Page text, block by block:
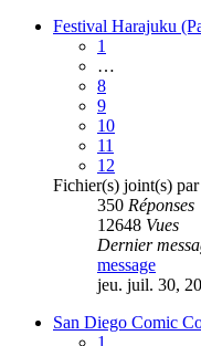
Festival Harajuku
1
…
8
9
10
11
12
Fichier(s) joint(s) par
350 Réponses
12648 Vues
Dernier
message
jeu. juil. 30,
San Diego Comic